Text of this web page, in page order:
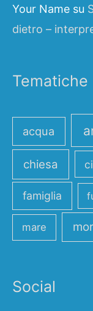
Your Name su
dietro –
Tematiche
acqua
chiesa
famiglia
mare
Social